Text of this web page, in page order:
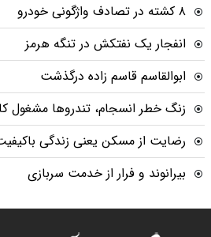
۸ کشته در تصادف واژگونی خودرو
انفجار یک نفتکش در تنگه هرمز
ابوالقاسم قاسم زاده درگذشت
زنگ خطر انسجام، تندروها مشغول
رضایت از مسکن یعنی زندگی
بیرانوند و فرار از خدمت سربازی